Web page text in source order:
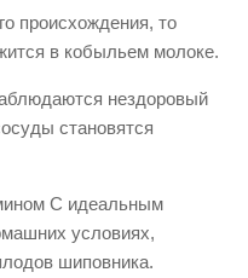
происхождения, то
в кобыльем молоке.
нездоровый
становятся
С идеальным
условиях,
шиповника.